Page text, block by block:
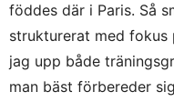
föddes där i Paris. Så
strukturerat med fokus
jag upp både
man bäst förbereder